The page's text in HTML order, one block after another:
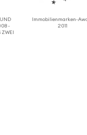
-
ZWEI
Immo­bi­li­en­marken-
2011